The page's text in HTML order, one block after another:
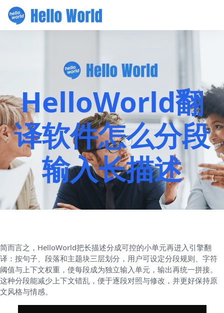
HelloWorld翻
译软件怎么分段
输入长描述
简而言之，HelloWorld把长描述分成可控的小单元再进入引擎翻
译：按句子、段落和主题块三层划分，用户可设定分段规则、字符
阈值与上下文权重，使每段成为独立输入单元，输出再统一拼接。
这种分段能减少上下文错乱，便于逐段对照与修改，并更好保持原
文风格与情感。